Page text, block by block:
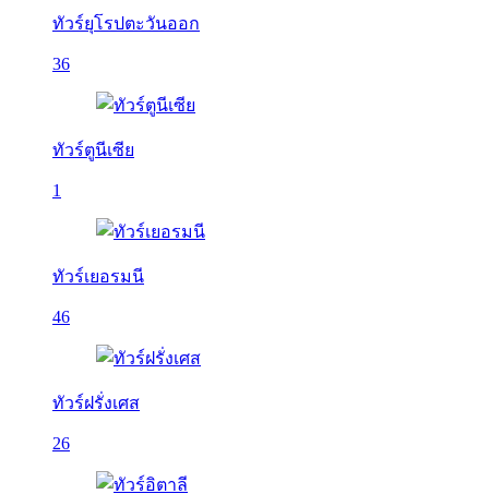
ทัวร์ยุโรปตะวันออก
36
ทัวร์ตูนีเซีย
1
ทัวร์เยอรมนี
46
ทัวร์ฝรั่งเศส
26